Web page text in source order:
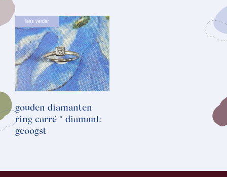
lees verder
gouden diamanten
ring carré * diamant:
geoogst